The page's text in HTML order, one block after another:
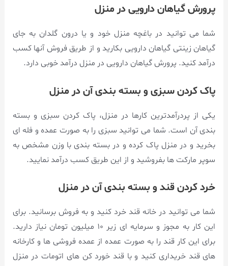
پرورش گیاهان دارویی در منزل
شما می توانید در باغچه منزل خود و یا درون گلدان به جای
گیاهان زینتی گیاهان دارویی بکارید و از طریق فروش آنها کسب
درآمد کنید. پرورش گیاهان دارویی در منزل درآمد خوبی دارد.
پاک کردن سبزی و بسته بندی آن در منزل
یکی از پردرآمدترین کارها در منزل، پاک کردن سبزی و بسته
بندی آن است. شما می توانید سبزی را به صورت عمده و فله ای
بخرید و در منزل پاک کرده و در بسته بندی با وزن مشخص به
سوپر مارکت ها بفروشید و از این طریق کسب درآمد نمایید.
خرد کردن قند و بسته بندی آن در منزل
شما می توانید در خانه قند خرد کنید و به فروش برسانید. برای
این کار به مجوز و سرمایه ای زیر ۱۰ میلیون تومان نیاز دارید.
برای این کار قند را به صورت عمده از عمده فروشی ها و کارخانه
های قند خریداری کنید و با قند خورد کن های اتومات در منزل